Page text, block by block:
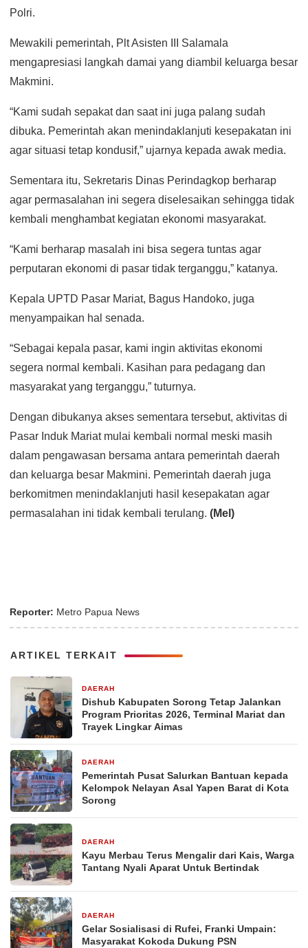
Polri.
Mewakili pemerintah, Plt Asisten III Salamala
mengapresiasi langkah damai yang diambil keluarga besar
Makmini.
“Kami sudah sepakat dan saat ini juga palang sudah
dibuka. Pemerintah akan menindaklanjuti kesepakatan ini
agar situasi tetap kondusif,” ujarnya kepada awak media.
Sementara itu, Sekretaris Dinas Perindagkop berharap
agar permasalahan ini segera diselesaikan sehingga tidak
kembali menghambat kegiatan ekonomi masyarakat.
“Kami berharap masalah ini bisa segera tuntas agar
perputaran ekonomi di pasar tidak terganggu,” katanya.
Kepala UPTD Pasar Mariat, Bagus Handoko, juga
menyampaikan hal senada.
“Sebagai kepala pasar, kami ingin aktivitas ekonomi
segera normal kembali. Kasihan para pedagang dan
masyarakat yang terganggu,” tuturnya.
Dengan dibukanya akses sementara tersebut, aktivitas di
Pasar Induk Mariat mulai kembali normal meski masih
dalam pengawasan bersama antara pemerintah daerah
dan keluarga besar Makmini. Pemerintah daerah juga
berkomitmen menindaklanjuti hasil kesepakatan agar
permasalahan ini tidak kembali terulang. (Mel)
Reporter: Metro Papua News
ARTIKEL TERKAIT
DAERAH
Dishub Kabupaten Sorong Tetap Jalankan
Program Prioritas 2026, Terminal Mariat dan
Trayek Lingkar Aimas
DAERAH
Pemerintah Pusat Salurkan Bantuan kepada
Kelompok Nelayan Asal Yapen Barat di Kota
Sorong
DAERAH
Kayu Merbau Terus Mengalir dari Kais, Warga
Tantang Nyali Aparat Untuk Bertindak
DAERAH
Gelar Sosialisasi di Rufei, Franki Umpain:
Masyarakat Kokoda Dukung PSN